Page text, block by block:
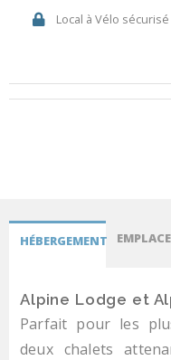
Local à Vélo sécurisé
HÉBERGEMENT
Alpine Lodge et
Parfait pour les
deux chalets